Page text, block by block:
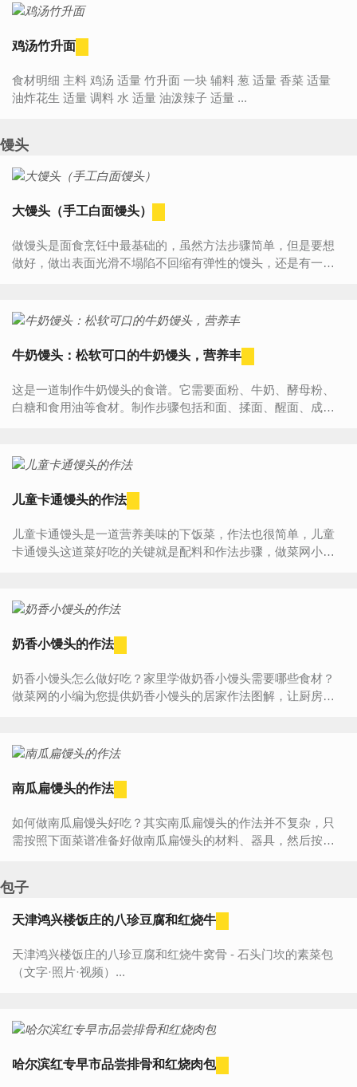
鸡汤竹升面
食材明细 主料 鸡汤 适量 竹升面 一块 辅料 葱 适量 香菜 适量
油炸花生 适量 调料 水 适量 油泼辣子 适量 ...
馒头
大馒头（手工白面馒头）
做馒头是面食烹饪中最基础的，虽然方法步骤简单，但是要想
做好，做出表面光滑不塌陷不回缩有弹性的馒头，还是有一些
牛奶馒头：松软可口的牛奶馒头，营养丰
这是一道制作牛奶馒头的食谱。它需要面粉、牛奶、酵母粉、
白糖和食用油等食材。制作步骤包括和面、揉面、醒面、成
儿童卡通馒头的作法
儿童卡通馒头是一道营养美味的下饭菜，作法也很简单，儿童
卡通馒头这道菜好吃的关键就是配料和作法步骤，做菜网小编
奶香小馒头的作法
奶香小馒头怎么做好吃？家里学做奶香小馒头需要哪些食材？
做菜网的小编为您提供奶香小馒头的居家作法图解，让厨房新
南瓜扁馒头的作法
如何做南瓜扁馒头好吃？其实南瓜扁馒头的作法并不复杂，只
需按照下面菜谱准备好做南瓜扁馒头的材料、器具，然后按照
包子
天津鸿兴楼饭庄的八珍豆腐和红烧牛
天津鸿兴楼饭庄的八珍豆腐和红烧牛窝骨 - 石头门坎的素菜包
（文字·照片·视频）...
哈尔滨红专早市品尝排骨和红烧肉包